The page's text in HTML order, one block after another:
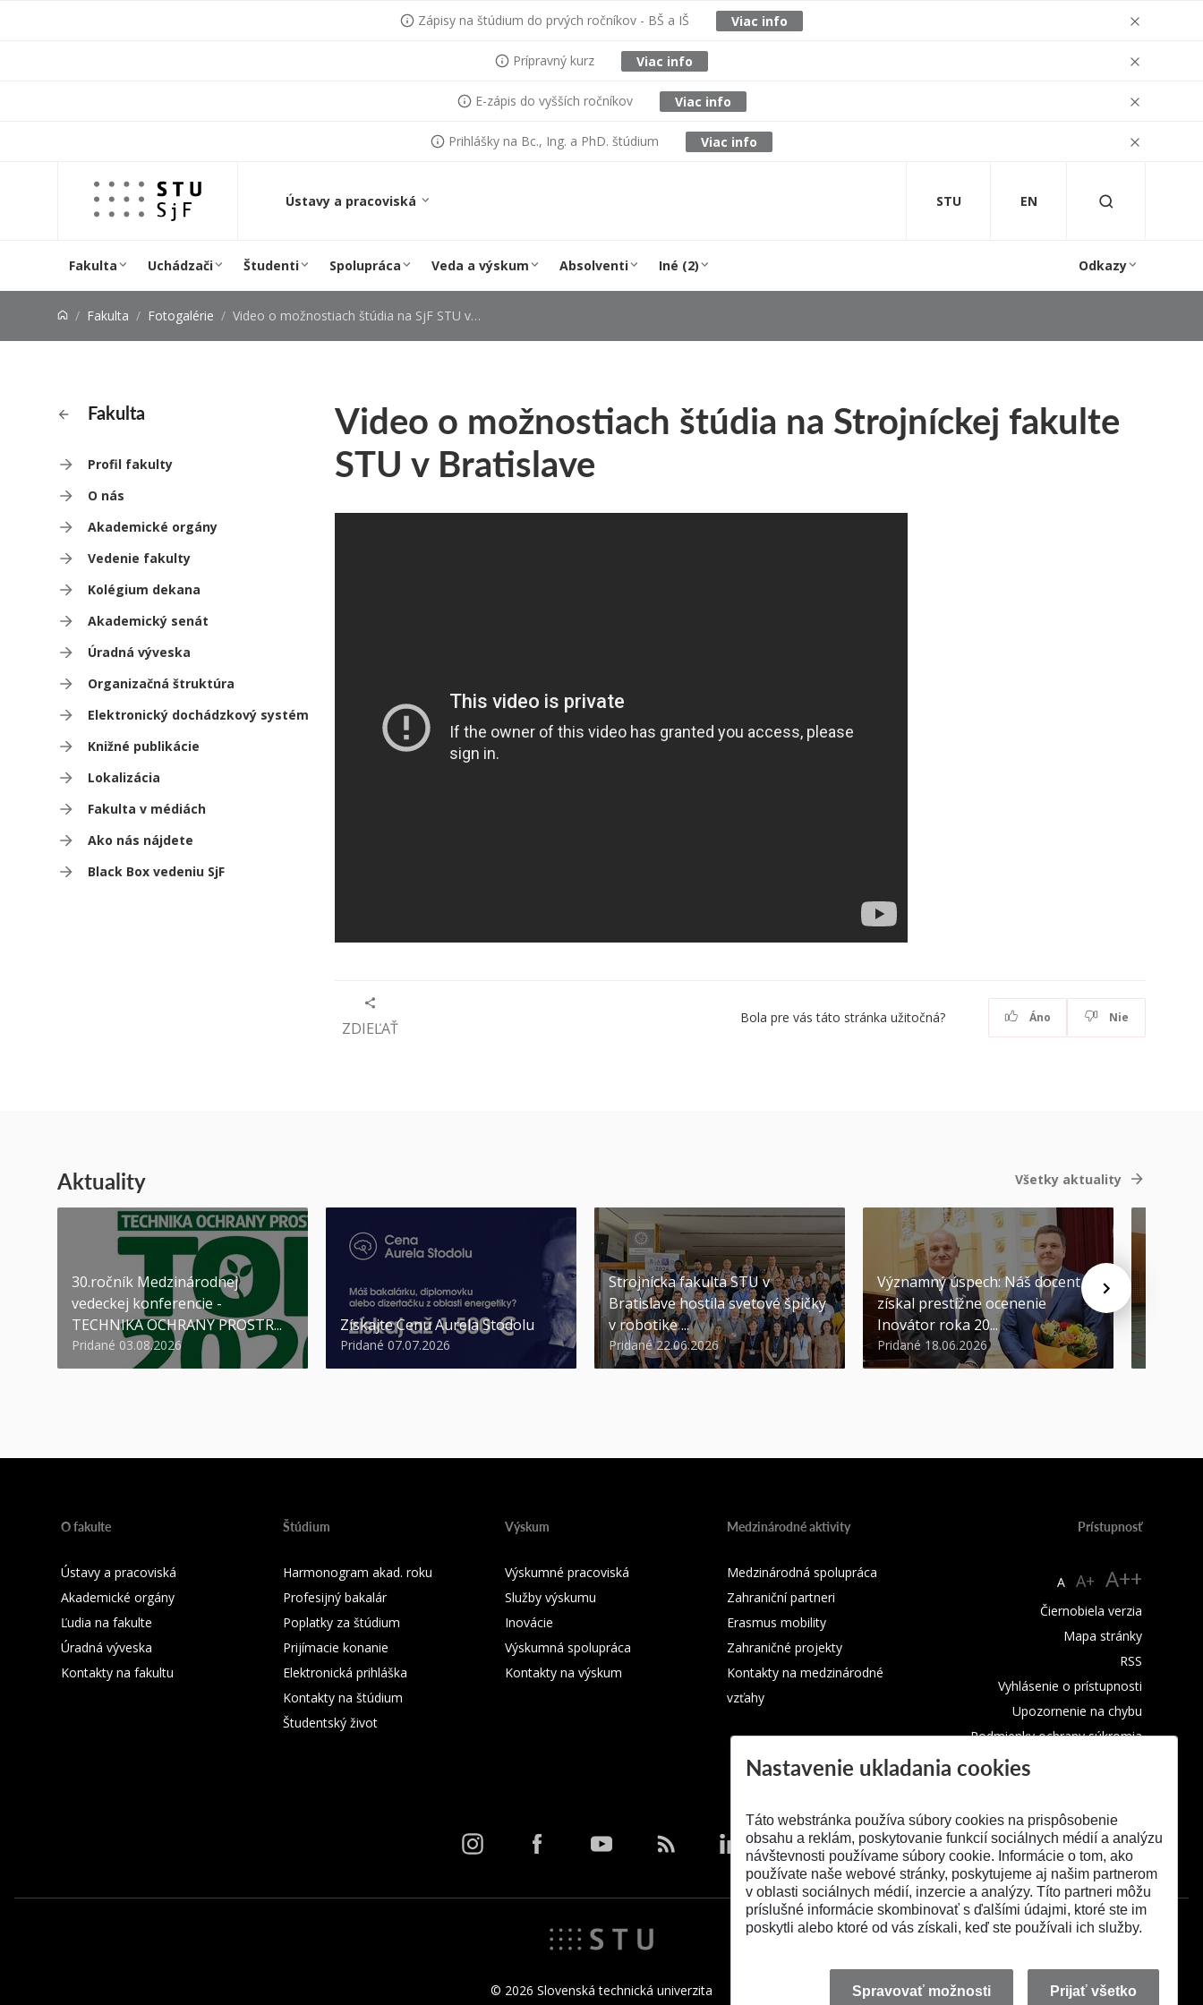
Zápisy na štúdium do prvých ročníkov - BŠ a IŠ Viac info
Prípravný kurz Viac info
E-zápis do vyšších ročníkov Viac info
Prihlášky na Bc., Ing. a PhD. štúdium Viac info
Ústavy a pracoviská STU EN
Fakulta Uchádzači Študenti Spolupráca Veda a výskum Absolventi Iné (2) Odkazy
Fakulta Fotogalérie Video o možnostiach štúdia na SjF STU v Bratislave
Fakulta
Profil fakulty
O nás
Akademické orgány
Vedenie fakulty
Kolégium dekana
Akademický senát
Úradná výveska
Organizačná štruktúra
Elektronický dochádzkový systém
Knižné publikácie
Lokalizácia
Fakulta v médiách
Ako nás nájdete
Black Box vedeniu SjF
Video o možnostiach štúdia na Strojníckej fakulte
STU v Bratislave
ZDIEĽAŤ
Bola pre vás táto stránka užitočná? Áno Nie
Aktuality Všetky aktuality
30.ročník Medzinárodnej
vedeckej konferencie -
TECHNIKA OCHRANY PROSTR...
Pridané 03.08.2026
Získajte Cenu Aurela Stodolu
Pridané 07.07.2026
Strojnícka fakulta STU v
Bratislave hostila svetové špičky
v robotike ...
Pridané 22.06.2026
Významný úspech: Náš docent
získal prestížne ocenenie
Inovátor roka 20...
Pridané 18.06.2026
O fakulte
Ústavy a pracoviská
Akademické orgány
Ľudia na fakulte
Úradná výveska
Kontakty na fakultu
Štúdium
Harmonogram akad. roku
Profesijný bakalár
Poplatky za štúdium
Prijímacie konanie
Elektronická prihláška
Kontakty na štúdium
Študentský život
Výskum
Výskumné pracoviská
Služby výskumu
Inovácie
Výskumná spolupráca
Kontakty na výskum
Medzinárodné aktivity
Medzinárodná spolupráca
Zahraniční partneri
Erasmus mobility
Zahraničné projekty
Kontakty na medzinárodné
vzťahy
Prístupnosť
A A+ A++
Čiernobiela verzia
Mapa stránky
RSS
Vyhlásenie o prístupnosti
Upozornenie na chybu
Podmienky ochrany súkromia
Využívanie súborov cookies
© 2026 Slovenská technická univerzita
Nastavenie ukladania cookies
Táto webstránka používa súbory cookies na prispôsobenie
obsahu a reklám, poskytovanie funkcií sociálnych médií a analýzu
návštevnosti používame súbory cookie. Informácie o tom, ako
používate naše webové stránky, poskytujeme aj našim partnerom
v oblasti sociálnych médií, inzercie a analýzy. Títo partneri môžu
príslušné informácie skombinovať s ďalšími údajmi, ktoré ste im
poskytli alebo ktoré od vás získali, keď ste používali ich služby.
Spravovať možnosti Prijať všetko